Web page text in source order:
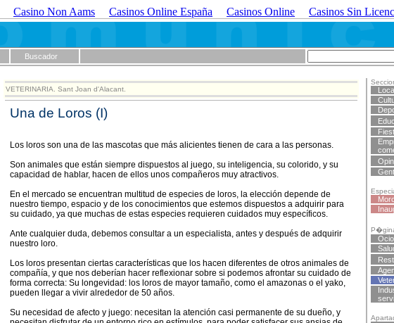
Casino Non Aams Casinos Online España Casinos Online Casinos Sin
Buscador
VETERINARIA. Sant Joan d'Alacant.
Una de Loros (I)
Los loros son una de las mascotas que más alicientes tienen de cara a las personas.
Son animales que están siempre dispuestos al juego, su inteligencia, su colorido, y su
capacidad de hablar, hacen de ellos unos compañeros muy atractivos.
En el mercado se encuentran multitud de especies de loros, la elección depende de
nuestro tiempo, espacio y de los conocimientos que estemos dispuestos a adquirir para
su cuidado, ya que muchas de estas especies requieren cuidados muy específicos.
Ante cualquier duda, debemos consultar a un especialista, antes y después de adquirir
nuestro loro.
Los loros presentan ciertas características que los hacen diferentes de otros animales de
compañía, y que nos deberían hacer reflexionar sobre si podemos afrontar su cuidado de
forma correcta: Su longevidad: los loros de mayor tamaño, como el amazonas o el yako,
pueden llegar a vivir alrededor de 50 años.
Su necesidad de afecto y juego: necesitan la atención casi permanente de su dueño, y
Ocio